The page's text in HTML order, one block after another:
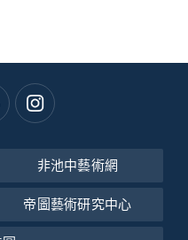
非池中藝術網
帝圖藝術研究中心